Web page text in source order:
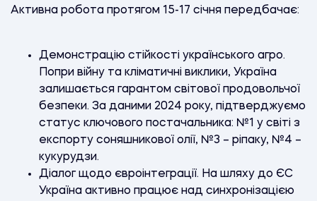
Активна робота протягом 15-17 січня передбачає:
Демонстрацію стійкості українського агро.
Попри війну та кліматичні виклики, Україна
залишається гарантом світової продовольчої
безпеки. За даними 2024 року, підтверджуємо
статус ключового постачальника: №1 у світі з
експорту соняшникової олії, №3 – ріпаку, №4 –
кукурудзи.
Діалог щодо євроінтеграції. На шляху до ЄС
Україна активно працює над синхронізацією